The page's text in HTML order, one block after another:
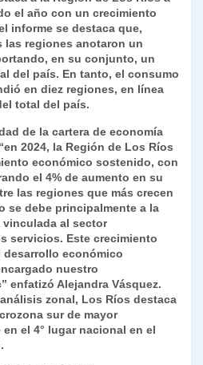
el año con un crecimiento
informe se destaca que,
las regiones anotaron un
en su conjunto, un
del país. En tanto, el consumo
en diez regiones, en línea
total del país.
de la cartera de economía
2024, la Región de Los Ríos
económico sostenido, con
el 4% de aumento en su
las regiones que más crecen
se debe principalmente a la
al sector
servicios. Este crecimiento
económico
nuestro
enfatizó Alejandra Vásquez.
zonal, Los Ríos destaca
sur de mayor
el 4° lugar nacional en el